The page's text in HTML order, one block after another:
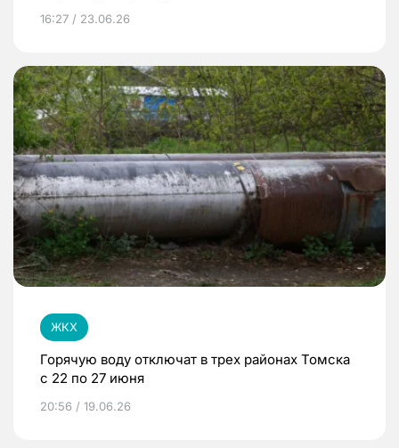
16:27 / 23.06.26
ЖКХ
Горячую воду отключат в трех районах Томска
с 22 по 27 июня
20:56 / 19.06.26